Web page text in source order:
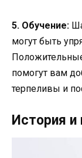
5. Обучение:
могут быть
помогут вам
терпеливы и
История